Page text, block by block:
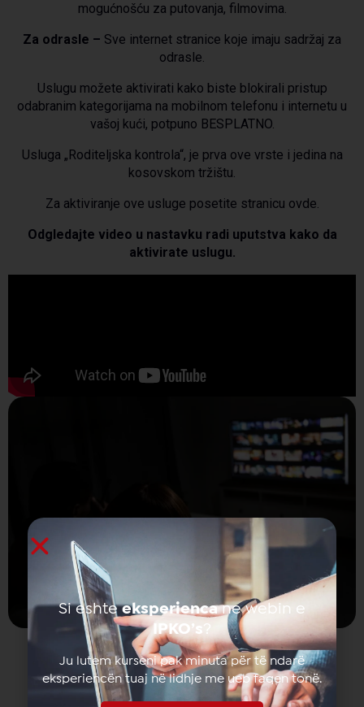
mogućnošću za putovanja, filmovima.
Za odrasle – Sve internet stranice koje imaju sadržaj za
odrasle.
Uslugu možete aktivirati kako biste blokirali pristup
odabranim kategorijama na mobilnom telefonu i internetu u
vašoj kući, potpuno BESPLATNO.
Usluga „Roditeljska kontrola“, je prva ove vrste i jedina na
kosovskom tržištu.
Za aktiviranje ove usluge posetite stranicu ovde.
Odgledajte video u nastavku radi uputstva kako da
aktivirate uslugu.
Si eshteeksperiencane webin e
IPKO’s?
Ju lutem kurseni pak minuta për të ndarë
eksperiencën tuaj në lidhje me ueb faqen tonë.